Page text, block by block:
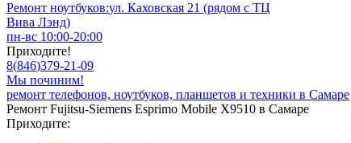
Ремонт ноутбуков:ул. Каховская 21 (рядом с ТЦ
Вива Лэнд)
пн-вс 10:00-20:00
Приходите!
8(846)379-21-09
Мы починим!
ремонт телефонов, ноутбуков, планшетов и техники в Самаре
Ремонт Fujitsu-Siemens Esprimo Mobile X9510 в Самаре
Приходите: